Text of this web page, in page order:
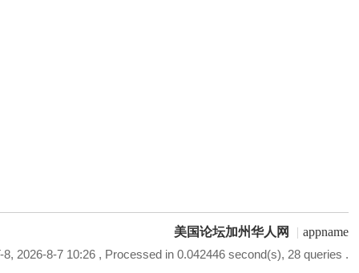
美国论坛加州华人网 | appname
8, 2026-8-7 10:26, Processed in 0.042446 second(s), 28 queries .